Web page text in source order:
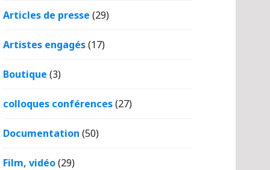
Articles de presse (29)
Artistes engagés(17)
Boutique (3)
colloques conférences(27)
Documentation (50)
Film, vidéo(29)